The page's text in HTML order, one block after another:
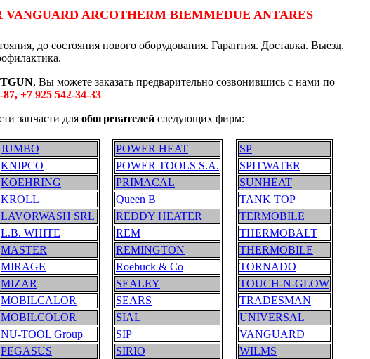
VANGUARD ARCOTHERM BIEMMEDUE ANTARES
до состояния нового оборудования. Гарантия. Доставка. Выезд.
, Вы можете заказать предварительно созвонившись с нами по
+7 925 542-34-33
запчасти для обогревателей следующих фирм:
JUMBO
KNIPCO
KOEHRING
KROLL
LAVORWASH SRL
L.B. WHITE
MASTER
MIRAGE
MIZAR
MOBILCALOR
MOBILCOLOR
NU-TOOL Group
PEGASUS
POWER HEAT
POWER TOOLS S.A.
PRIMACAL
Queen B
REDDY HEATER
REM
REMINGTON
Roebuck & Co
SEALEY
SEARS
SIAL
SIP
SIRIO
SP
SPITWATER
SUNHEAT
TANK TOP
TERMOBILE
THERMOBALT
THERMOBILE
TORNADO
TOUCH-N-GLOW
TRADESMAN
UNIVERSAL
VANGUARD
WILMS